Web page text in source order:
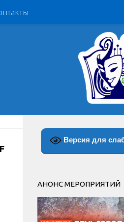
Версия для
АНОНС МЕРОПРИЯТИЙ